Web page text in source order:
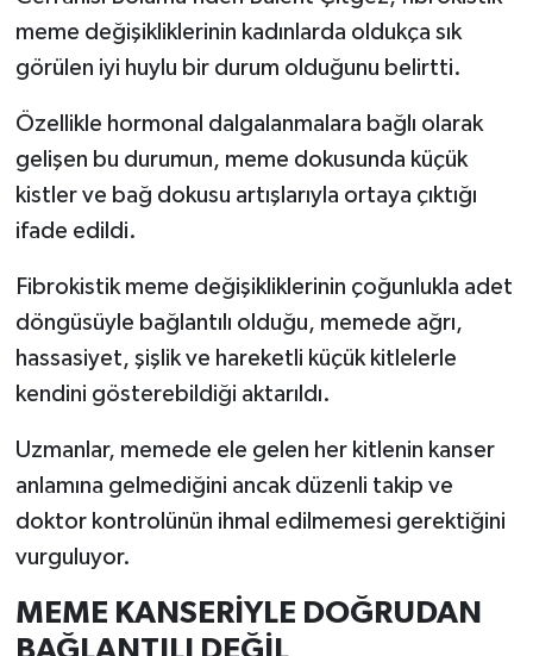
meme değişikliklerinin kadınlarda oldukça sık
görülen iyi huylu bir durum olduğunu belirtti.
Özellikle hormonal dalgalanmalara bağlı olarak
gelişen bu durumun, meme dokusunda küçük
kistler ve bağ dokusu artışlarıyla ortaya çıktığı
ifade edildi.
Fibrokistik meme değişikliklerinin çoğunlukla adet
döngüsüyle bağlantılı olduğu, memede ağrı,
hassasiyet, şişlik ve hareketli küçük kitlelerle
kendini gösterebildiği aktarıldı.
Uzmanlar, memede ele gelen her kitlenin kanser
anlamına gelmediğini ancak düzenli takip ve
doktor kontrolünün ihmal edilmemesi gerektiğini
vurguluyor.
MEME KANSERİYLE DOĞRUDAN
BAĞLANTILI DEĞİL
Hisarcık
İlçeler
Köşe Yazıları
Kültür Sanat
Magazin
Otomobil
Pazarlar
Politika
Resmi İlan
Rüya Tabirleri